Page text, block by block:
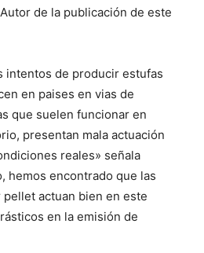
de la publicación de este
intentos de producir estufas
en paises en vias de
que suelen funcionar en
presentan mala actuación
reales» señala
hemos encontrado que las
actuan bien en este
en la emisión de